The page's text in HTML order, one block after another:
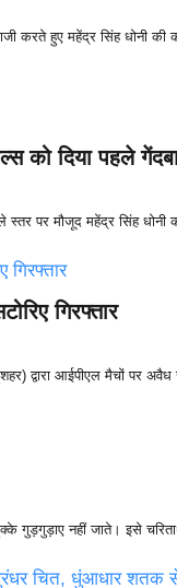
करते हुए महेंद्र सिंह धोनी की
को दिया पहले
पर मौजूद महेंद्र सिंह
गिरफ्तार
(शहर) द्वारा आईपीएल मैचों
गुड़गुड़ाए नहीं जाते। इसे